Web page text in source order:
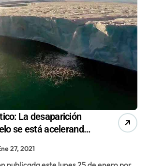
La desaparición
se está acelerando
27, 2021